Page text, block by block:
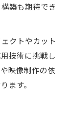
築も期待でき
クトやカット
技術に挑戦し
映像制作の依
ます。